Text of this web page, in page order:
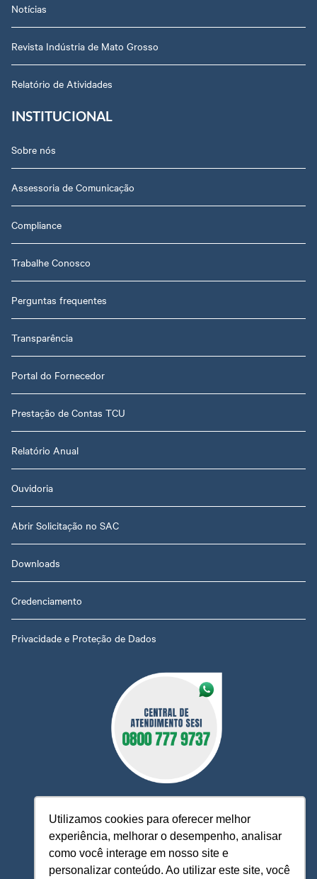
Utilizamos cookies para oferecer melhor
experiência, melhorar o desempenho, analisar
como você interage em nosso site e
personalizar conteúdo. Ao utilizar este site, você
Notícias
Revista Indústria de Mato Grosso
Relatório de Atividades
INSTITUCIONAL
Sobre nós
Assessoria de Comunicação
Compliance
Trabalhe Conosco
Perguntas frequentes
Transparência
Portal do Fornecedor
Prestação de Contas TCU
Relatório Anual
Ouvidoria
Abrir Solicitação no SAC
Downloads
Credenciamento
Privacidade e Proteção de Dados
O Sesi MT está à sua disposição, pronto para esclarecer
dúvidas, receber reclamações, sugestões e firmar parcerias,
visando sempre oferecer melhores serviços e atendimento.